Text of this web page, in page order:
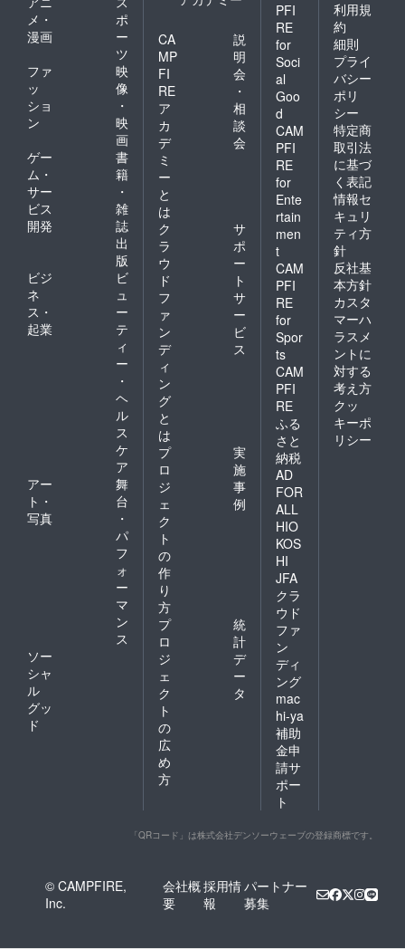
メ・
漫画
ポ
ー
ツ
ファ
ッ
ショ
ン
映
像
・
映
画
ゲー
ム・
サー
ビス
開発
書
籍
・
雑
誌
出
版
ビジ
ネ
ス・
起業
ビ
ュ
ー
テ
ィ
ー
・
ヘ
ル
ス
ケ
ア
アー
ト・
写真
舞
台
・
パ
フ
ォ
ー
マ
ン
ス
ソー
シャ
ル
グッ
ド
CA
MP
FI
RE
ア
カ
デ
ミ
ー
と
は
説
明
会
・
相
談
会
ク
ラ
ウ
ド
フ
ァ
ン
デ
ィ
ン
グ
と
は
サ
ポ
ー
ト
サ
ー
ビ
ス
プ
ロ
ジ
ェ
ク
ト
の
作
り
方
実
施
事
例
プ
ロ
ジ
ェ
ク
ト
の
広
め
方
統
計
デ
ー
タ
PFI
RE
for
Soci
al
Goo
d
CAM
PFI
RE
for
Ente
rtain
men
t
CAM
PFI
RE
for
Spor
ts
CAM
PFI
RE
ふる
さと
納税
AD
FOR
ALL
HIO
KOS
HI
JFA
クラ
ウド
ファ
ン
ディ
ング
mac
hi-ya
補助
金申
請サ
ポー
ト
利用規
約
細則
プライ
バシー
ポリ
シー
特定商
取引法
に基づ
く表記
情報セ
キュリ
ティ方
針
反社基
本方針
カスタ
マーハ
ラスメ
ントに
対する
考え方
クッ
キーポ
リシー
「QRコード」は株式会社デンソーウェーブの登録商標です。
© CAMPFIRE,
Inc.
会社概
要
採用情
報
パートナー
募集